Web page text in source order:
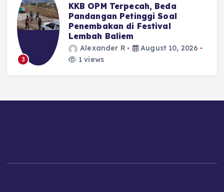
3
KKB OPM Terpecah, Beda
Pandangan Petinggi Soal
Penembakan di Festival
Lembah Baliem
Alexander R
August 10, 2026
1 views